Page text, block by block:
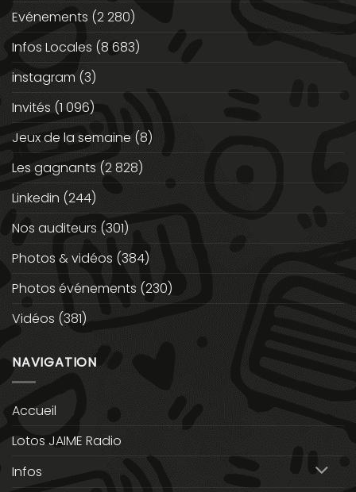
Evénements (2 280)
Infos Locales (8 683)
instagram (3)
Invités (1 096)
Jeux de la semaine (8)
Les gagnants (2 828)
Linkedin (244)
Nos auditeurs (301)
Photos & vidéos (384)
Photos événements (230)
Vidéos (381)
NAVIGATION
Accueil
Lotos JAIME Radio
Infos